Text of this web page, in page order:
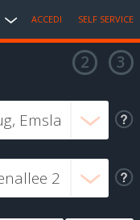
ACCEDI SELF SERVICE